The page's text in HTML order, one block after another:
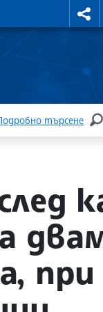
търсене
при